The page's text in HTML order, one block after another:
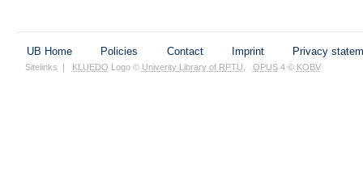
UB Home Policies Contact Imprint Privacy
Sitelinks KLUEDO Logo © Univerity Library of RPTU OPUS4 © KOBV